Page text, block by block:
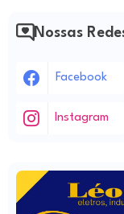
Nossas
Facebook
Instagram